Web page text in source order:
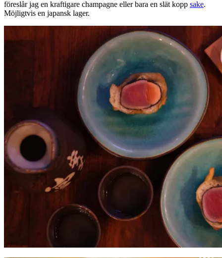
föreslår jag en kraftigare champagne eller bara en slät kopp sake.
Möjligtvis en japansk lager.